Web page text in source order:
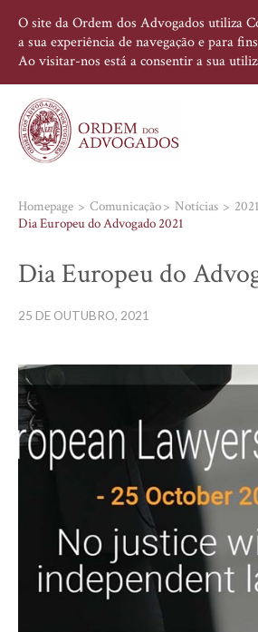
O site da Ordem dos Advogados utiliza
a sua experiência de navegação e para
Ao visitar-nos está a consentir a sua
Homepage Comunicação Notícias 2021
Dia Europeu do Advogado 2021
Dia Europeu do
25 DE OUTUBRO, 2021